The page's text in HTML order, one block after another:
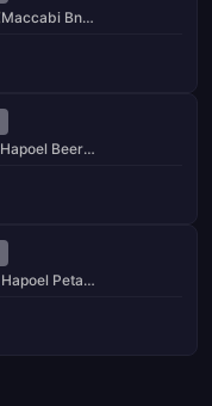
Maccabi Bnei Raina
Hapoel Beer Ševa
Hapoel Petah Tikva